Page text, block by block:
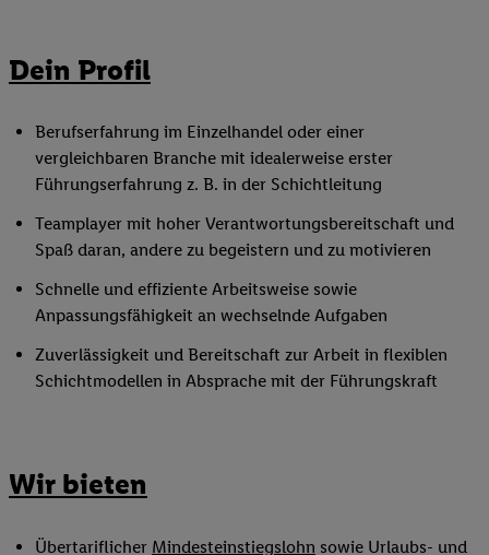
Dein Profil
Berufserfahrung im Einzelhandel oder einer
vergleichbaren Branche mit idealerweise erster
Führungserfahrung z. B. in der Schichtleitung
Teamplayer mit hoher Verantwortungsbereitschaft und
Spaß daran, andere zu begeistern und zu motivieren
Schnelle und effiziente Arbeitsweise sowie
Anpassungsfähigkeit an wechselnde Aufgaben
Zuverlässigkeit und Bereitschaft zur Arbeit in flexiblen
Schichtmodellen in Absprache mit der Führungskraft
Wir bieten
Übertariflicher Mindesteinstiegslohn sowie Urlaubs- und